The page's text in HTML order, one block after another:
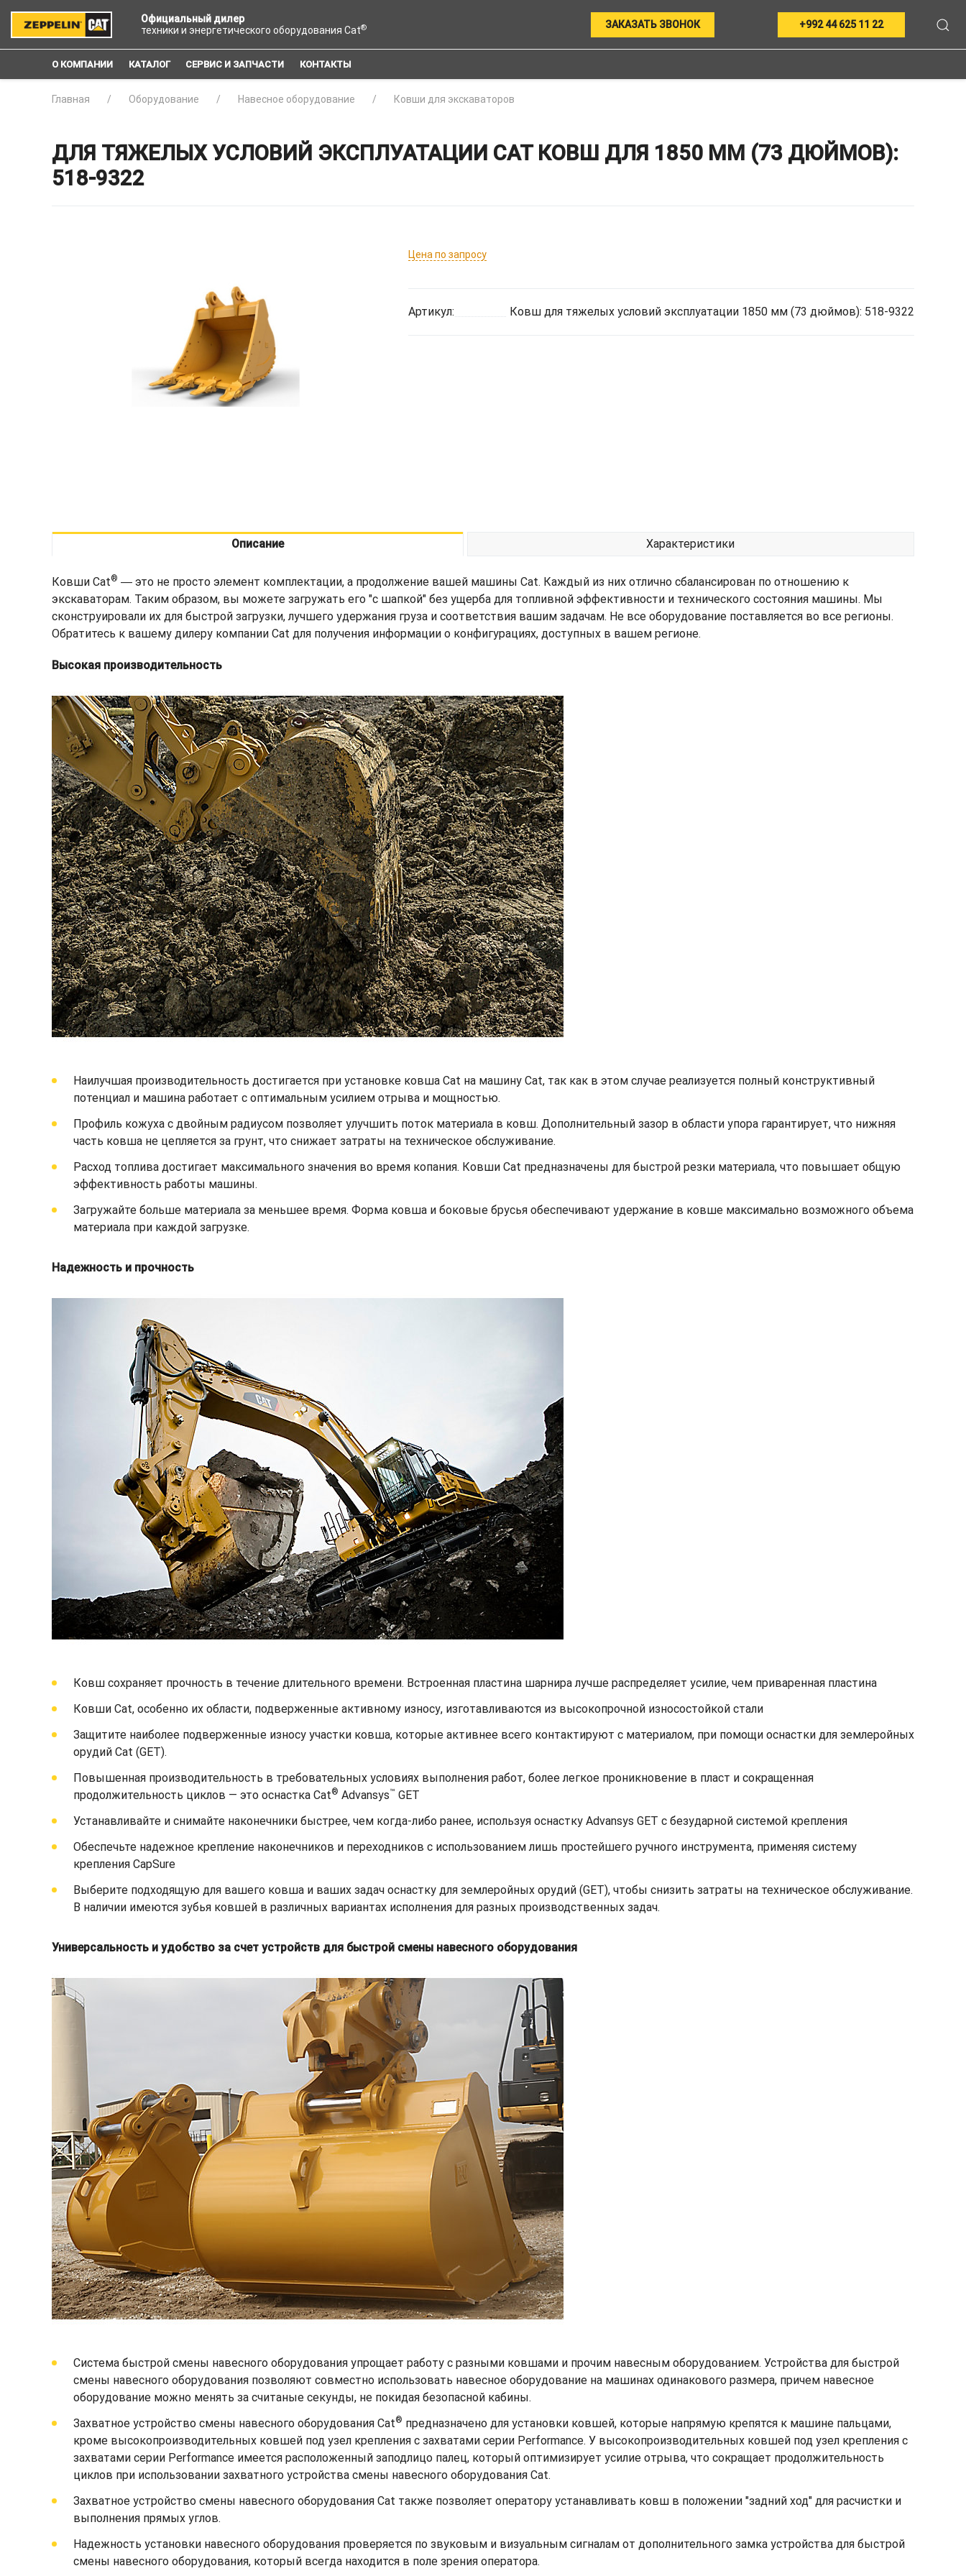
Официальный дилер
техники и энергетического оборудования Cat® ЗАКАЗАТЬ ЗВОНОК +992 44 625 11 22
О КОМПАНИИ КАТАЛОГ СЕРВИС И ЗАПЧАСТИ КОНТАКТЫ
Главная Оборудование Навесное оборудование Ковши для экскаваторов
ДЛЯ ТЯЖЕЛЫХ УСЛОВИЙ ЭКСПЛУАТАЦИИ CAT КОВШ ДЛЯ 1850 ММ (73 ДЮЙМОВ):
518-9322
Цена по запросу
Артикул: Ковш для тяжелых условий эксплуатации 1850 мм (73 дюймов): 518-9322
Описание Характеристики
Ковши Cat® ― это не просто элемент комплектации, а продолжение вашей машины Cat. Каждый из них отлично сбалансирован по отношению к
экскаваторам. Таким образом, вы можете загружать его "с шапкой" без ущерба для топливной эффективности и технического состояния машины. Мы
сконструировали их для быстрой загрузки, лучшего удержания груза и соответствия вашим задачам. Не все оборудование поставляется во все регионы.
Обратитесь к вашему дилеру компании Cat для получения информации о конфигурациях, доступных в вашем регионе.
Высокая производительность
Наилучшая производительность достигается при установке ковша Cat на машину Cat, так как в этом случае реализуется полный конструктивный
потенциал и машина работает с оптимальным усилием отрыва и мощностью.
Профиль кожуха с двойным радиусом позволяет улучшить поток материала в ковш. Дополнительный зазор в области упора гарантирует, что нижняя
часть ковша не цепляется за грунт, что снижает затраты на техническое обслуживание.
Расход топлива достигает максимального значения во время копания. Ковши Cat предназначены для быстрой резки материала, что повышает общую
эффективность работы машины.
Загружайте больше материала за меньшее время. Форма ковша и боковые брусья обеспечивают удержание в ковше максимально возможного объема
материала при каждой загрузке.
Надежность и прочность
Ковш сохраняет прочность в течение длительного времени. Встроенная пластина шарнира лучше распределяет усилие, чем приваренная пластина
Ковши Cat, особенно их области, подверженные активному износу, изготавливаются из высокопрочной износостойкой стали
Защитите наиболее подверженные износу участки ковша, которые активнее всего контактируют с материалом, при помощи оснастки для землеройных
орудий Cat (GET).
Повышенная производительность в требовательных условиях выполнения работ, более легкое проникновение в пласт и сокращенная
продолжительность циклов — это оснастка Cat® Advansys™ GET
Устанавливайте и снимайте наконечники быстрее, чем когда-либо ранее, используя оснастку Advansys GET с безударной системой крепления
Обеспечьте надежное крепление наконечников и переходников с использованием лишь простейшего ручного инструмента, применяя систему
крепления CapSure
Выберите подходящую для вашего ковша и ваших задач оснастку для землеройных орудий (GET), чтобы снизить затраты на техническое обслуживание.
В наличии имеются зубья ковшей в различных вариантах исполнения для разных производственных задач.
Универсальность и удобство за счет устройств для быстрой смены навесного оборудования
Система быстрой смены навесного оборудования упрощает работу с разными ковшами и прочим навесным оборудованием. Устройства для быстрой
смены навесного оборудования позволяют совместно использовать навесное оборудование на машинах одинакового размера, причем навесное
оборудование можно менять за считаные секунды, не покидая безопасной кабины.
Захватное устройство смены навесного оборудования Cat® предназначено для установки ковшей, которые напрямую крепятся к машине пальцами,
кроме высокопроизводительных ковшей под узел крепления с захватами серии Performance. У высокопроизводительных ковшей под узел крепления с
захватами серии Performance имеется расположенный заподлицо палец, который оптимизирует усилие отрыва, что сокращает продолжительность
циклов при использовании захватного устройства смены навесного оборудования Cat.
Захватное устройство смены навесного оборудования Cat также позволяет оператору устанавливать ковш в положении "задний ход" для расчистки и
выполнения прямых углов.
Надежность установки навесного оборудования проверяется по звуковым и визуальным сигналам от дополнительного замка устройства для быстрой
смены навесного оборудования, который всегда находится в поле зрения оператора.